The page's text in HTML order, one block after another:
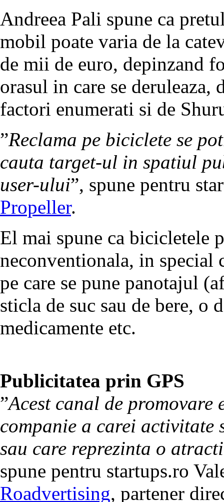
Andreea Pali spune ca
mobil poate varia de la
de mii de euro, depinzand
orasul in care se deruleaza,
factori enumerati si de
”Reclama pe biciclete se
cauta target-ul in spatiul
user-ului”, spune pentru
Propeller.
El mai spune ca bicicletele
neconventionala, in special
pe care se pune panotajul
sticla de suc sau de bere, o
medicamente etc.
Publicitatea prin GPS
”Acest canal de
companie a carei activitate
sau care reprezinta o
spune pentru startups.ro
Roadvertising, partener